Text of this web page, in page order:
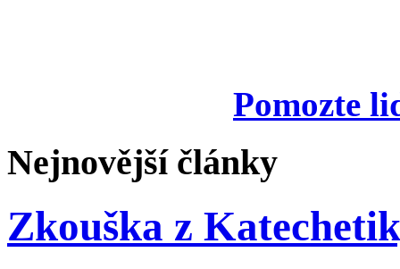
Pomozte
Nejnovější články
Zkouška z